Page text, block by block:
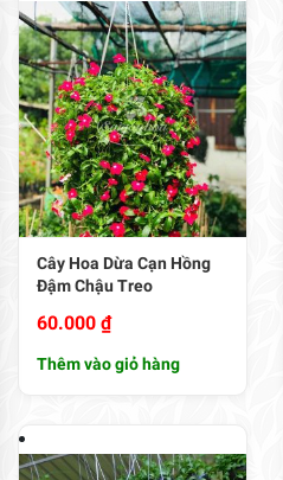
Cây Hoa Dừa Cạn Hồng
Đậm Chậu Treo
60.000 ₫
Thêm vào giỏ hàng